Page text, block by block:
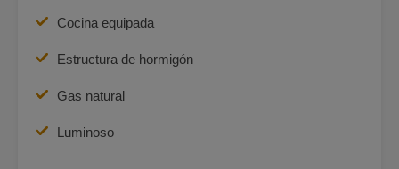
Cocina equipada
Estructura de hormigón
Gas natural
Luminoso